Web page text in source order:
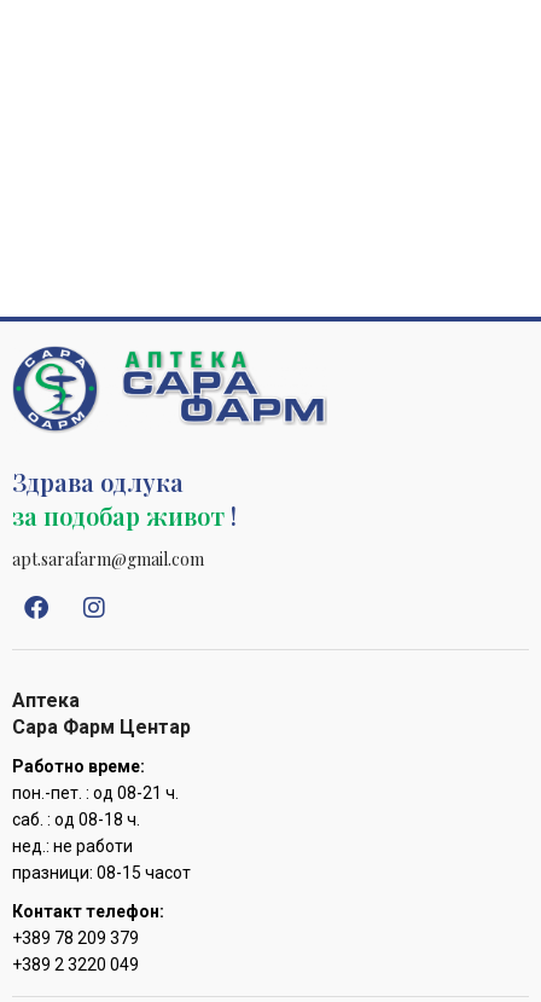
Здрава одлука
за подобар живот !
apt.sarafarm@gmail.com
Аптека
Сара Фарм Центар
Работно време:
пон.-пет. : од 08-21 ч.
саб. : од 08-18 ч.
нед.: не работи
празници: 08-15 часот
Контакт телефон:
+389 78 209 379
+389 2 3220 049